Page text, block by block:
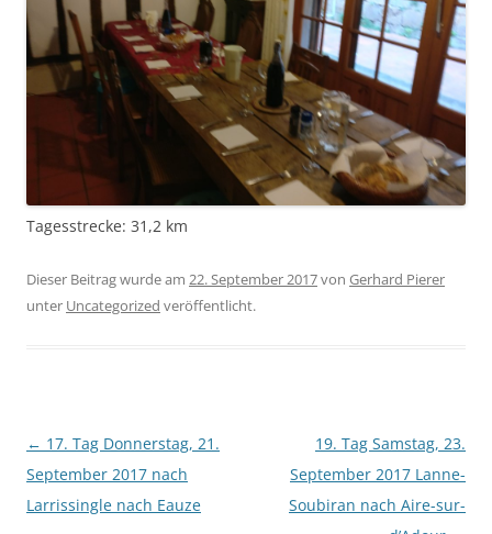
Tagesstrecke: 31,2 km
Dieser Beitrag wurde am 22. September 2017von Gerhard Pierer
unter Uncategorized veröffentlicht.
Beitragsnavigation
← 17. Tag Donnerstag, 21.
September 2017 nach
Larrissingle nach Eauze
19. Tag Samstag, 23.
September 2017 Lanne-
Soubiran nach Aire-sur-